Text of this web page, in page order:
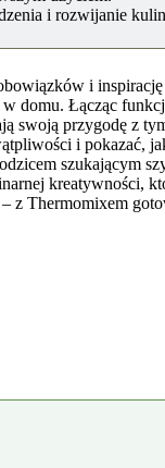
i rozwijanie
i
domu. Łącząc
swoją przygodę z
i pokazać,
szukającym
kreatywności,
z Thermomixem